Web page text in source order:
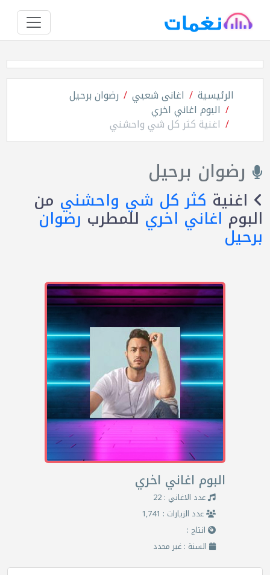
الرئيسية اغانى شعبي رضوان برحيل
البوم اغاني اخري
اغنية كثر كل شي واحشني
رضوان برحيل
اغنية كثر كل شي واحشني من
البوم اغاني اخري للمطرب رضوان
برحيل
البوم اغاني اخري
عدد الاغاني : 22
عدد الزيارات : 1,741
انتاج :
السنة : غير محدد